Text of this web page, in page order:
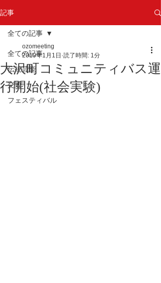
記事
全ての記事
伝統芸能
交通
フェスティバル
全ての記事
大沢町コミュニティバス運
行開始(社会実験)
ozomeeting
2019年1月1日 読了時間: 1分